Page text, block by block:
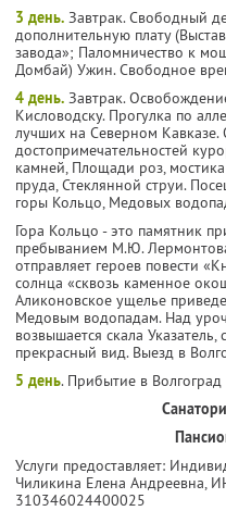
3 день. Завтрак. Cвободный
дополнительную плату
завода»; Паломничество к
Домбай) Ужин. Свободное
4 день. Завтрак.
Кисловодску. Прогулка по
лучших на Северном Кавказе.
достопримечательностей
камней, Площади роз,
пруда, Стеклянной струи.
горы Кольцо, Медовых
Гора Кольцо - это памятник
пребыванием М.Ю.
отправляет героев повести
солнца «сквозь каменное
Аликоновское ущелье
Медовым водопадам. Над
возвышается скала
прекрасный вид. Выезд в
5 день. Прибытие в
Услуги предоставляет:
Чиликина Елена Андреевна,
310346024400025